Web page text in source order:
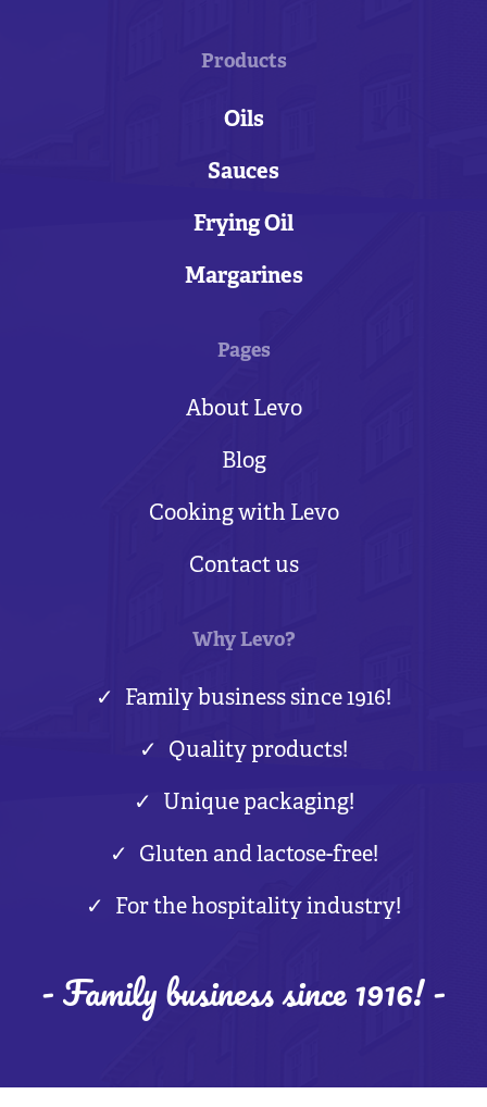
Products
Oils
Sauces
Frying Oil
Margarines
Pages
About Levo
Blog
Cooking with Levo
Contact us
Why Levo?
Family business since 1916!
Quality products!
Unique packaging!
Gluten and lactose-free!
For the hospitality industry!
- Family business since 1916! -